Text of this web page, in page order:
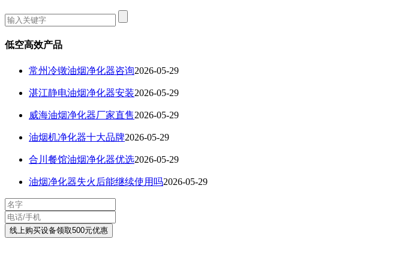
低空高效产品
常州冷镦油烟净化器咨询2026-05-29
湛江静电油烟净化器安装2026-05-29
威海油烟净化器厂家直售2026-05-29
油烟机净化器十大品牌2026-05-29
合川餐馆油烟净化器优选2026-05-29
油烟净化器失火后能继续使用吗2026-05-29